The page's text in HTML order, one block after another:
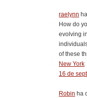
raelynn
How do
evolving
of these
New York
16 de
Robin ha